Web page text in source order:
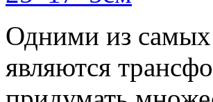
Одними из самых
являются